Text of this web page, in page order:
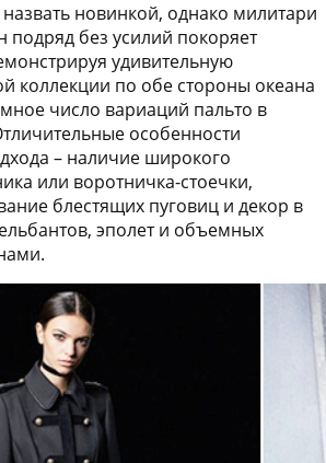
назвать новинкой, однако милитари
подряд без усилий покоряет
удивительную
коллекции по обе стороны океана
число вариаций пальто в
особенности
– наличие широкого
или воротничка-стоечки,
блестящих пуговиц и декор в
эполет и объемных